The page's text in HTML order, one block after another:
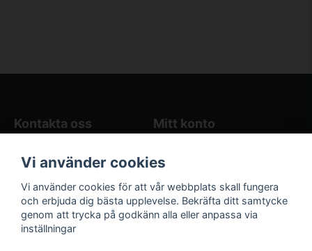
Kontakta oss
Butikens öppettider
Kontakta oss
Mitt konto
Registrera dig
Följ oss på sociala
medier!
Våra räkneverktyg
Vi använder cookies
Vi använder cookies för att vår webbplats skall fungera
och erbjuda dig bästa upplevelse. Bekräfta ditt samtycke
genom att trycka på godkänn alla eller anpassa via
inställningar